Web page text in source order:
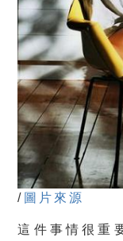
/ 圖片來源
這件事情很重